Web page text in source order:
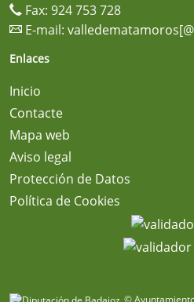
Fax: 924 753 728
E-mail:
Enlaces
Inicio
Contacte
Mapa web
Aviso legal
Protección de Datos
Política de Cookies